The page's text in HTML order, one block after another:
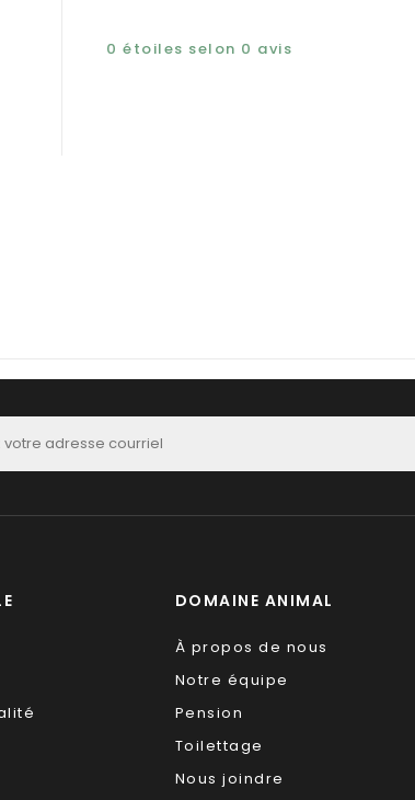
0 étoiles selon 0 avis
DOMAINE ANIMAL
À propos de nous
Notre équipe
Pension
Toilettage
Nous joindre